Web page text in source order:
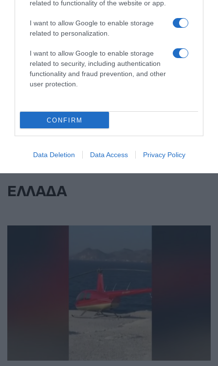
related to functionality of the website or app.
I want to allow Google to enable storage
related to personalization.
I want to allow Google to enable storage
related to security, including authentication
functionality and fraud prevention, and other
user protection.
CONFIRM
Data Deletion Data Access Privacy Policy
ΕΛΛΑΔΑ